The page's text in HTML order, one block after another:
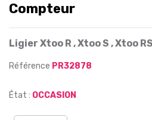
Compteur
Ligier Xtoo R , Xtoo S , Xtoo
Référence PR32878
État : OCCASION